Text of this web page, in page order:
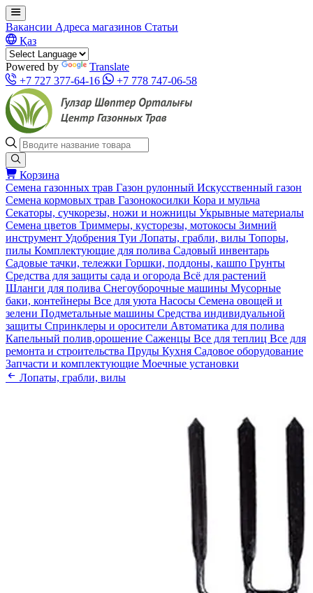
Вакансии Адреса магазинов Статьи
Қаз
Powered by
Translate
+7 727 377-64-16
+7 778 747-06-58
Корзина
Семена газонных трав Газон рулонный Искусственный газон
Семена кормовых трав Газонокосилки Кора и мульча
Секаторы, сучкорезы, ножи и ножницы Укрывные материалы
Семена цветов Триммеры, кусторезы, мотокосы Зимний
инструмент Удобрения Туи Лопаты, грабли, вилы Топоры,
пилы Комплектующие для полива Садовый инвентарь
Садовые тачки, тележки Горшки, поддоны, кашпо Грунты
Средства для защиты сада и огорода Всё для растений
Шланги для полива Снегоуборочные машины Мусорные
баки, контейнеры Все для уюта Насосы Семена овощей и
зелени Подметальные машины Средства индивидуальной
защиты Спринклеры и оросители Автоматика для полива
Капельный полив,орошение Саженцы Все для теплиц Все для
ремонта и строительства Пруды Кухня Садовое оборудование
Запчасти и комплектующие Моечные установки
Лопаты, грабли, вилы